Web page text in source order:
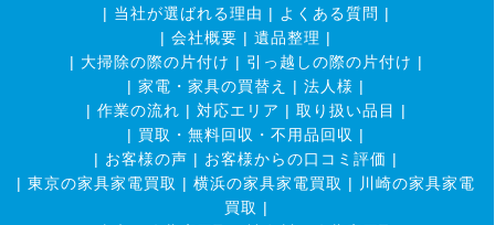
| 当社が選ばれる理由 | よくある質問 |
| 会社概要 | 遺品整理 |
| 大掃除の際の片付け | 引っ越しの際の片付け |
| 家電・家具の買替え | 法人様 |
| 作業の流れ | 対応エリア | 取り扱い品目
|
| 買取・無料回収・不用品回収 |
| お客様の声 | お客様からの口コミ評価 |
| 東京の家具家電買取 | 横浜の家具家電買取 |
川崎の家具家電
買取 |